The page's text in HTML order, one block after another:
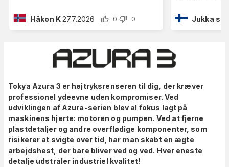
Håkon K27.7.2026 0 0 Jukka
Tokya Azura 3 er højtryksrenseren til dig, der kræver
professionel ydeevne uden kompromiser. Ved
udviklingen af Azura-serien blev al fokus lagt på
maskinens hjerte: motoren og pumpen. Ved at fjerne
plastdetaljer og andre overflødige komponenter, som
risikerer at svigte over tid, har man skabt en ægte
arbejdshest, der bare bliver ved og ved. Hver eneste
detalje udstråler industriel kvalitet!